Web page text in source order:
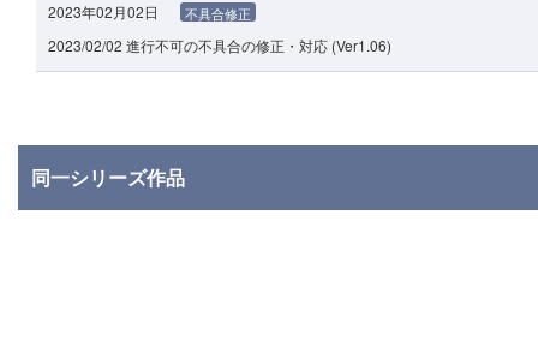
2023年02月02日 不具合修正
2023/02/02 進行不可の不具合の修正・対応 (Ver1.06)
同一シリーズ作品